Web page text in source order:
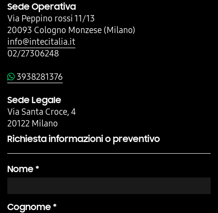
Sede Operativa
Via Peppino rossi 11/13
20093 Cologno Monzese (Milano)
info@intecitalia.it
02/27306248
3938281376
Sede Legale
Via Santa Croce, 4
20122 Milano
Richiesta informazioni o preventivo
Nome *
Cognome *